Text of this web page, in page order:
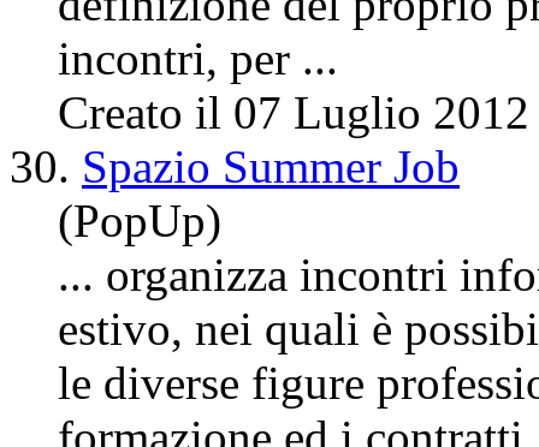
incontri, per ...
Creato il 07 Luglio 2012
30. Spazio Summer Job
(PopUp)
... organizza incontri
estivo, nei quali è
le diverse figure
formazione ed i